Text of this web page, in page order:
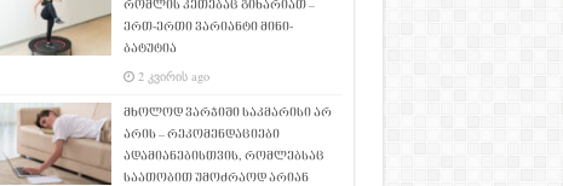
რომლის კეთებაც გიხარიათ –
ერთ-ერთი ვარიანტი მინი-
ბატუტია
2 კვირის ago
მხოლოდ ვარჯიში საკმარისი არ
არის – რეკომენდაციები
ადამიანებისთვის, რომლებსაც
საათობით უმოძრაოდ არიან